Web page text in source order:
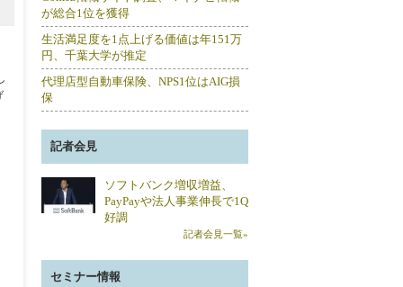
が総合1位を獲得
生活満足度を1点上げる価値は年151万
円、千葉大学が推定
代理店型自動車保険、NPS1位はAIG損
保
記者会見
ソフトバンク増収増益、
PayPayや法人事業伸長で1Q
好調
記者会見一覧»
セミナー情報